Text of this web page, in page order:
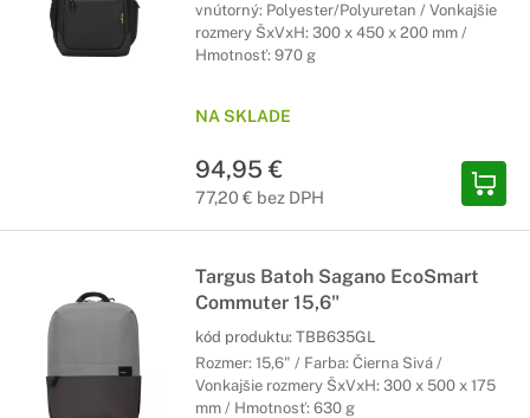
vnútorný: Polyester/Polyuretan / Vonkajšie
rozmery ŠxVxH: 300 x 450 x 200 mm /
Hmotnosť: 970 g
NA SKLADE
94,95 €
77,20 € bez DPH
Targus Batoh Sagano EcoSmart
Commuter 15,6"
kód produktu: TBB635GL
Rozmer: 15,6" / Farba: Čierna Sivá /
Vonkajšie rozmery ŠxVxH: 300 x 500 x 175
mm / Hmotnosť: 630 g